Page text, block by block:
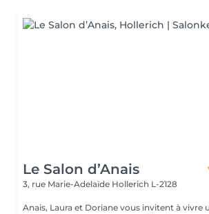
Le Salon d’Anais
3, rue Marie-Adelaïde Hollerich L-2128
Anais, Laura et Doriane vous invitent à vivre